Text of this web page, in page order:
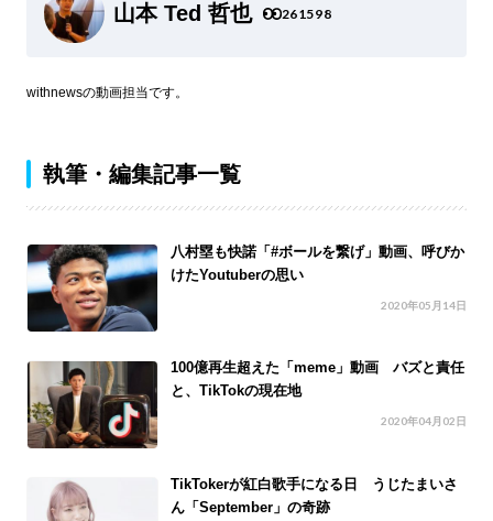
山本 Ted 哲也 261598
withnewsの動画担当です。
執筆・編集記事一覧
八村塁も快諾「#ボールを繋げ」動画、呼びか
けたYoutuberの思い
2020年05月14日
100億再生超えた「meme」動画 バズと責任
と、TikTokの現在地
2020年04月02日
TikTokerが紅白歌手になる日 うじたまいさ
ん「September」の奇跡